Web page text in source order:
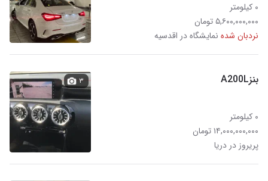
۰ کیلومتر
۵,۶۰۰,۰۰۰,۰۰۰ تومان
نردبان شده نمایشگاه در اقدسیه
بنزA200L
۰ کیلومتر
۱۴,۰۰۰,۰۰۰,۰۰۰ تومان
پریروز در دریا
۳